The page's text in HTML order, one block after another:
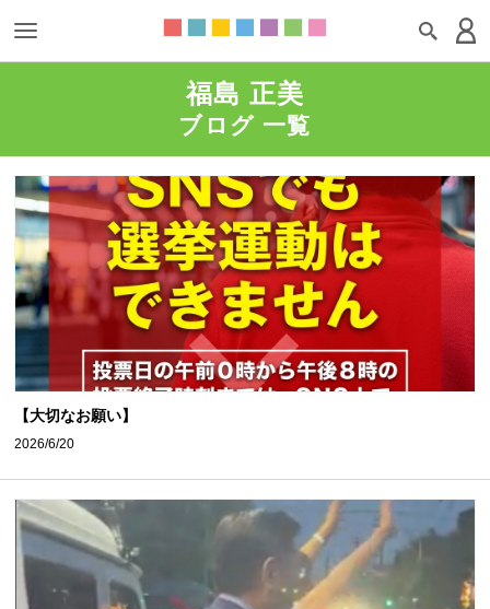
福島 正美
ブログ 一覧
【大切なお願い】
2026/6/20